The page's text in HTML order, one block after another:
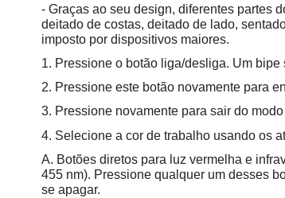
- Graças ao seu design, diferentes partes
deitado de costas, deitado de lado,
imposto por dispositivos maiores.
1. Pressione o botão liga/desliga. Um
2. Pressione este botão novamente para
3. Pressione novamente para sair do
4. Selecione a cor de trabalho usando os
A. Botões diretos para luz vermelha e
455 nm). Pressione qualquer um desses
se apagar.